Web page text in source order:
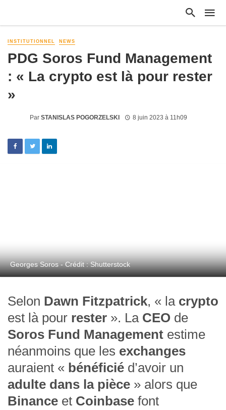
INSTITUTIONNEL NEWS
PDG Soros Fund Management
: « La crypto est là pour rester
»
Par STANISLAS POGORZELSKI 8 juin 2023 à 11h09
Georges Soros - Crédit : Shutterstock
Selon Dawn Fitzpatrick, « la crypto
est là pour rester ». La CEO de
Soros Fund Management estime
néanmoins que les exchanges
auraient « bénéficié d’avoir un
adulte dans la pièce » alors que
Binance et Coinbase font